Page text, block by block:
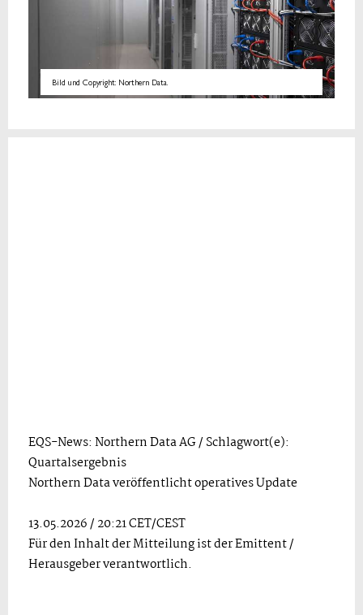
Bild und Copyright: Northern Data.
EQS-News: Northern Data AG / Schlagwort(e):
Quartalsergebnis
Northern Data veröffentlicht operatives Update
13.05.2026 / 20:21 CET/CEST
Für den Inhalt der Mitteilung ist der Emittent /
Herausgeber verantwortlich.